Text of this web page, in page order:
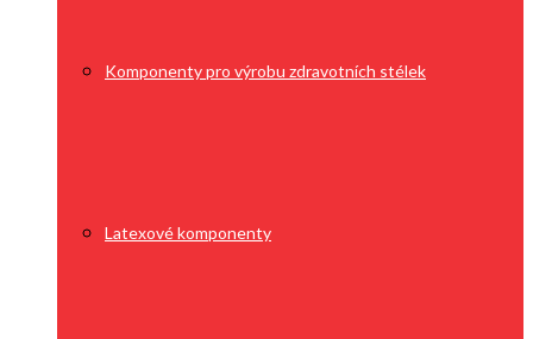
Komponenty pro výrobu zdravotních stélek
Latexové komponenty